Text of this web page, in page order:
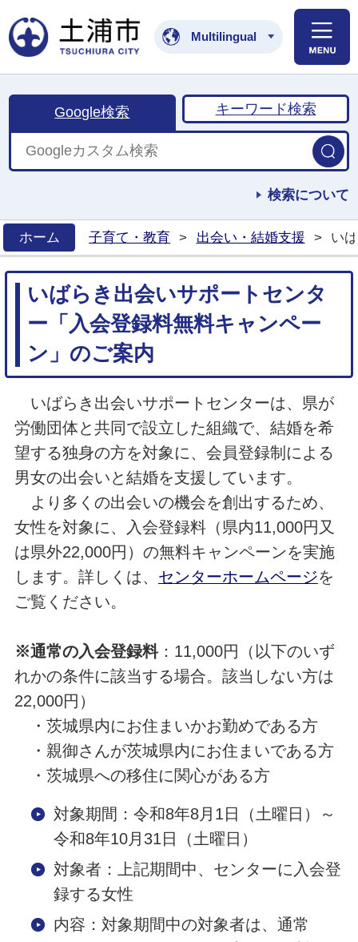
土浦市公式ホームペ
Multilingual
Google検索 キーワード検索
検索について
ホーム
子育て・教育 > 出会い・結婚支援 > い
いばらき出会いサポートセンタ
ー「入会登録料無料キャンペー
ン」のご案内
いばらき出会いサポートセンターは、県が
労働団体と共同で設立した組織で、結婚を希
望する独身の方を対象に、会員登録制による
男女の出会いと結婚を支援しています。
より多くの出会いの機会を創出するため、
女性を対象に、入会登録料（県内11,000円又
は県外22,000円）の無料キャンペーンを実施
します。詳しくは、 センターホームページを
ご覧ください。
※通常の入会登録料：11,000円（以下のいず
れかの条件に該当する場合。該当しない方は
22,000円）
・茨城県内にお住まいかお勤めである方
・親御さんが茨城県内にお住まいである方
・茨城県への移住に関心がある方
対象期間：令和8年8月1日（土曜日）～
令和8年10月31日（土曜日）
対象者：上記期間中、センターに入会登
録する女性
内容：対象期間中の対象者は、通常